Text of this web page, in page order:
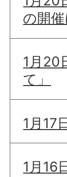
の開催
1月20
て」
1月17
1月16